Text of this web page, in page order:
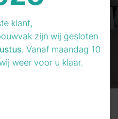
klant,
zijn wij gesloten
. Vanaf maandag 10
weer voor u klaar.